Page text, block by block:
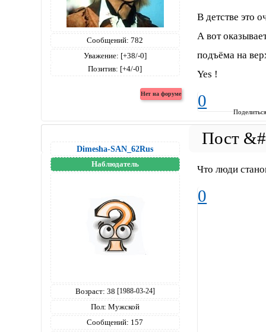
Сообщений: 782
Уважение: [+38/-0]
Позитив: [+4/-0]
В детстве это
А вот
подъёма на
Yes !
0
Dimesha-SAN_62Rus
Наблюдатель
Возраст: 38 [1988-03-24]
Пол: Мужской
Сообщений: 157
Что люди
0